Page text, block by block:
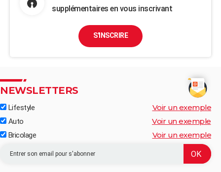
supplémentaires en vous inscrivant
S'INSCRIRE
NEWSLETTERS
Lifestyle Voir un exemple
Auto Voir un exemple
Bricolage Voir un exemple